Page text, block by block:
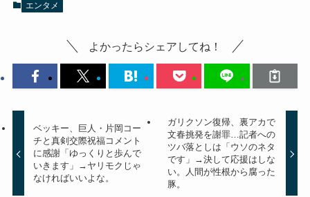
エンタメ
よかったらシェアしてね！
ベッキー、巨人・片岡コー
チと真剣交際祝福コメント
に感謝「ゆっくりと歩んで
いきます」→ヤリモクじゃ
なければいいよな。
ガリクソン復帰、裏アカで
文春挑発を謝罪…記者への
ツバ落としは「ウソのネタ
です」→決して応援はしな
い。人間が性根から腐った
豚。